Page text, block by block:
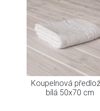
Koupelnová
bílá 50x70 cm